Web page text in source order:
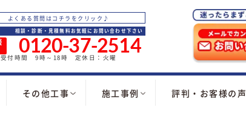
よくある質問はコチラをクリック♪
相談・診断・見積無料お気軽にお問い合わせ下さい
0120-37-2514
受付時間 9時～18時 定休日：火曜
その他工事 施工事例 評判・お客様の声